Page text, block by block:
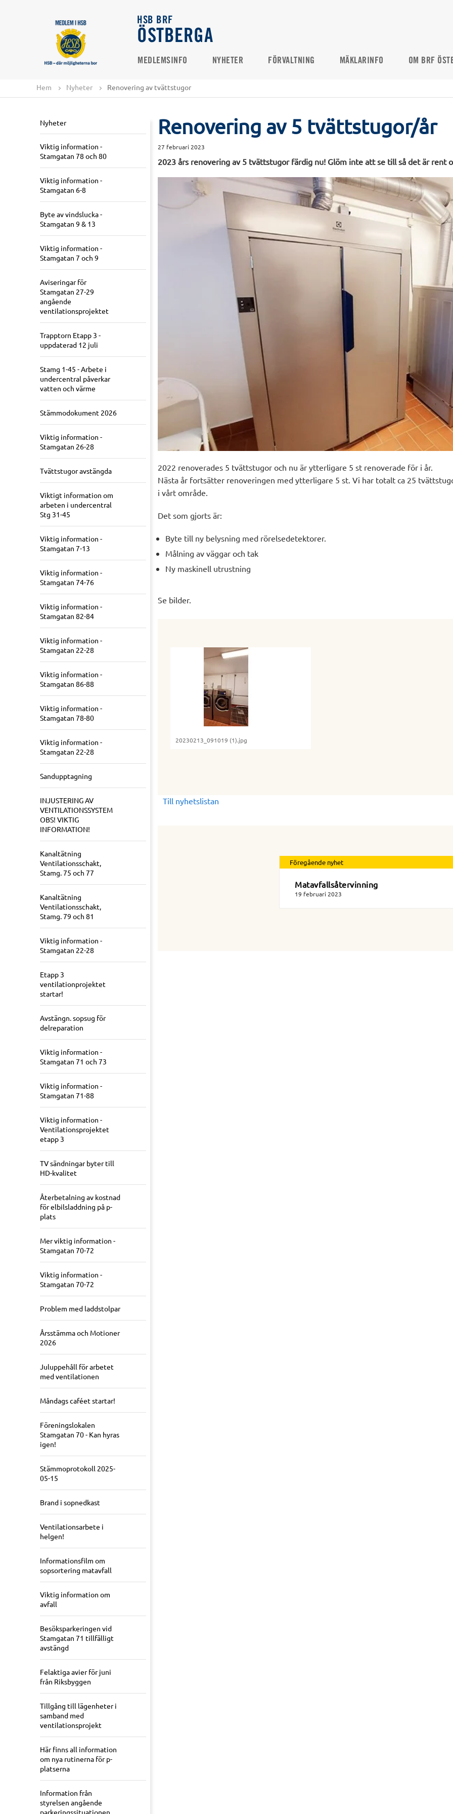
HSB BRF
ÖSTBERGA
MEDLEMSINFO NYHETER FÖRVALTNING MÄKLARINFO OM BRF
Hem Nyheter Renovering av tvättstugor
Nyheter
Viktig information -
Stamgatan 78 och 80
Viktig information -
Stamgatan 6-8
Byte av vindslucka -
Stamgatan 9 & 13
Viktig information -
Stamgatan 7 och 9
Aviseringar för
Stamgatan 27-29
angående
ventilationsprojektet
Trapptorn Etapp 3 -
uppdaterad 12 juli
Stamg 1-45 - Arbete i
undercentral påverkar
vatten och värme
Stämmodokument 2026
Viktig information -
Stamgatan 26-28
Tvättstugor avstängda
Viktigt information om
arbeten i undercentral
Stg 31-45
Viktig information -
Stamgatan 7-13
Viktig information -
Stamgatan 74-76
Viktig information -
Stamgatan 82-84
Viktig information -
Stamgatan 22-28
Viktig information -
Stamgatan 86-88
Viktig information -
Stamgatan 78-80
Viktig information -
Stamgatan 22-28
Sandupptagning
INJUSTERING AV
VENTILATIONSSYSTEM
OBS! VIKTIG
INFORMATION!
Kanaltätning
Ventilationsschakt,
Stamg. 75 och 77
Kanaltätning
Ventilationsschakt,
Stamg. 79 och 81
Viktig information -
Stamgatan 22-28
Etapp 3
ventilationprojektet
startar!
Avstängn. sopsug för
delreparation
Viktig information -
Stamgatan 71 och 73
Viktig information -
Stamgatan 71-88
Viktig information -
Ventilationsprojektet
etapp 3
TV sändningar byter till
HD-kvalitet
Återbetalning av kostnad
för elbilsladdning på p-
plats
Mer viktig information -
Stamgatan 70-72
Viktig information -
Stamgatan 70-72
Problem med laddstolpar
Årsstämma och Motioner
2026
Juluppehåll för arbetet
med ventilationen
Måndags caféet startar!
Föreningslokalen
Stamgatan 70 - Kan hyras
igen!
Stämmoprotokoll 2025-
05-15
Brand i sopnedkast
Ventilationsarbete i
helgen!
Informationsfilm om
sopsortering matavfall
Viktig information om
avfall
Besöksparkeringen vid
Stamgatan 71 tillfälligt
avstängd
Felaktiga avier för juni
från Riksbyggen
Tillgång till lägenheter i
samband med
ventilationsprojekt
Här finns all information
om nya rutinerna för p-
platserna
Information från
styrelsen angående
Renovering av 5 tvättstugor/år
27 februari 2023
2023 års renovering av 5 tvättstugor färdig nu! Glöm inte att se till så det är rent
2022 renoverades 5 tvättstugor och nu är ytterligare 5 st renoverade för i år.
Nästa år fortsätter renoveringen med ytterligare 5 st. Vi har totalt ca 25
i vårt område.
Det som gjorts är:
Byte till ny belysning med rörelsedetektorer.
Målning av väggar och tak
Ny maskinell utrustning
Se bilder.
20230213_091019 (1).jpg
Till nyhetslistan
Föregående nyhet
Matavfallsåtervinning
19 februari 2023